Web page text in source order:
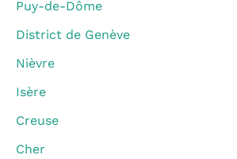
Puy-de-Dôme
District de Genève
Nièvre
Isère
Creuse
Cher